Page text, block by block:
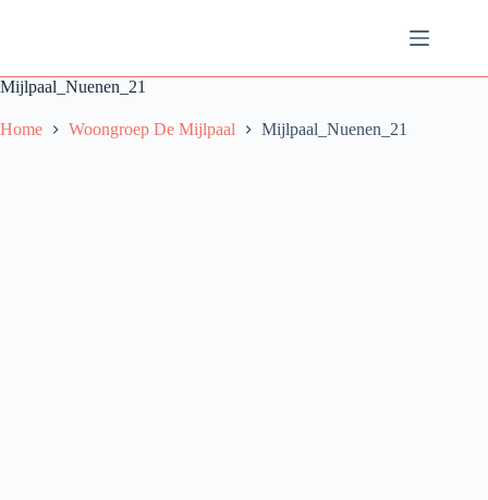
Mijlpaal_Nuenen_21
Home Woongroep De Mijlpaal Mijlpaal_Nuenen_21